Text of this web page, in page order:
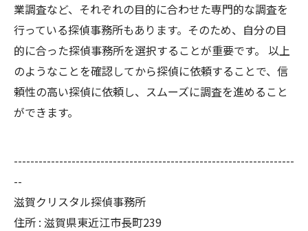
業調査など、それぞれの目的に合わせた専門的な調査を
行っている探偵事務所もあります。そのため、自分の目
的に合った探偵事務所を選択することが重要です。 以上
のようなことを確認してから探偵に依頼することで、信
頼性の高い探偵に依頼し、スムーズに調査を進めること
ができます。
--------------------------------------------------------------------
--
滋賀クリスタル探偵事務所
住所 : 滋賀県東近江市長町239